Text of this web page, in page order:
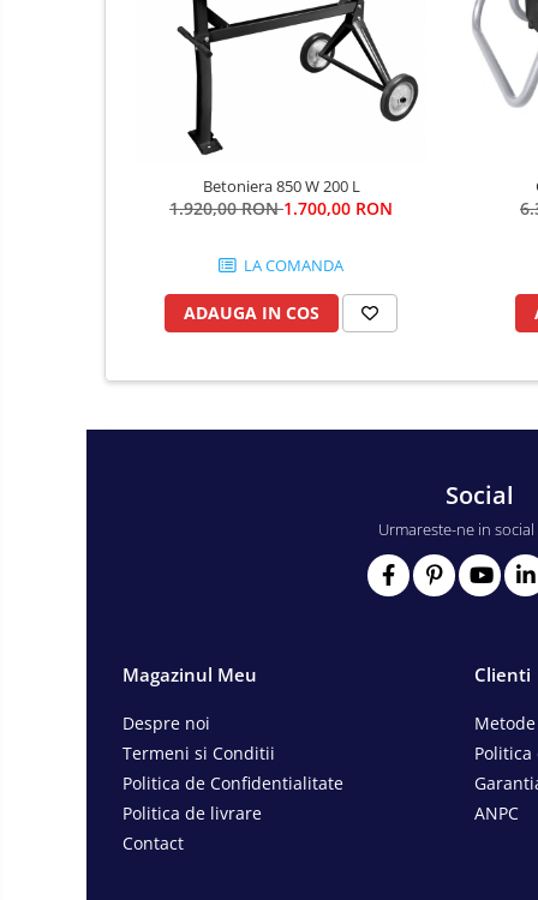
Aparate de masura si detectie
Aparate de sudat si lipit
Consumabile scule electrice
Accesorii abrazive
Masini de amestecat si vopsit
Masini de slefuit si rindeluit
Masini multifunctionale
Polizoare unghiulare
Scule electrice de banc
Betoniera 850 W 200 L
1.920,00 RON1.700,00 RON
LA COMANDA
ADAUGA IN COS
Social
Urmareste-ne in
Magazinul Meu
Despre noi
Termeni si Conditii
Politica de Confidentialitate
Politica de livrare
Contact
Clienti
Politica
ANPC